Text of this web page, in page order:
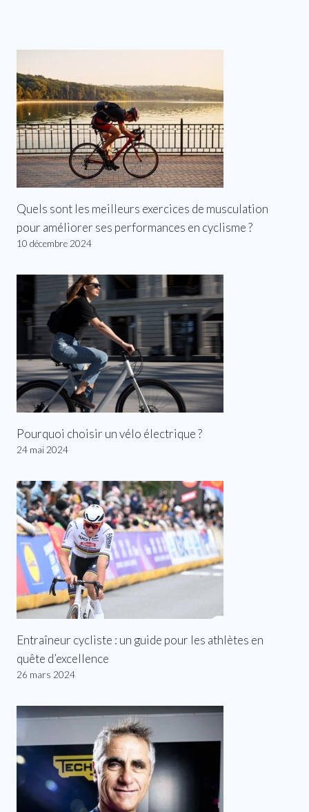
Quels sont les meilleurs exercices de musculation
pour améliorer ses performances en cyclisme ?
10 décembre 2024
Pourquoi choisir un vélo électrique ?
24 mai 2024
Entraîneur cycliste : un guide pour les athlètes en
quête d’excellence
26 mars 2024